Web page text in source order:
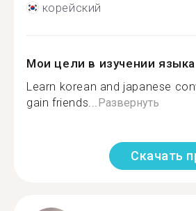
корейский
Мои цели в изучении языка
Learn korean and japanese
gain friends... Развернуть
Скачать